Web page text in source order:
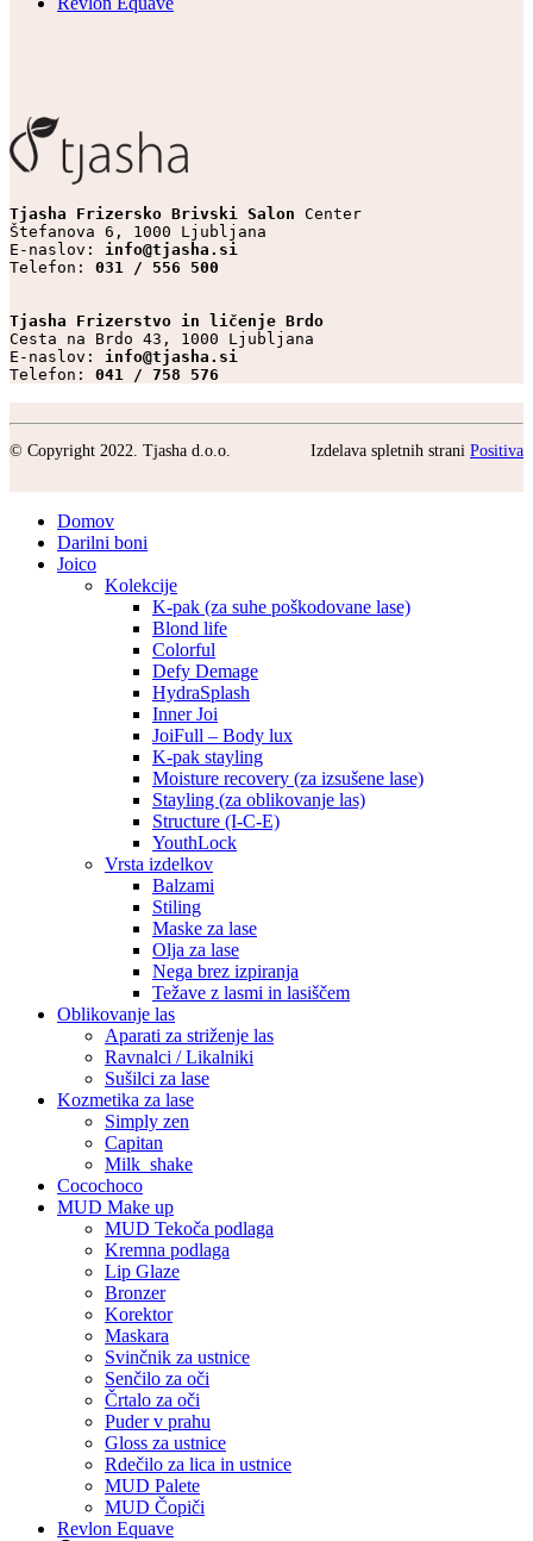
Tjasha Frizersko Brivski Salon Center
Štefanova 6, 1000 Ljubljana
E-naslov: info@tjasha.si
Telefon: 031 / 556 500
Tjasha Frizerstvo in ličenje Brdo
Cesta na Brdo 43, 1000 Ljubljana
E-naslov: info@tjasha.si
Telefon: 041 / 758 576
© Copyright 2022. Tjasha d.o.o. Izdelava spletnih strani Positiva
Domov
Darilni boni
Joico
Kolekcije
K-pak (za suhe poškodovane lase)
Blond life
Colorful
Defy Demage
HydraSplash
Inner Joi
JoiFull – Body lux
K-pak stayling
Moisture recovery (za izsušene lase)
Stayling (za oblikovanje las)
Structure (I-C-E)
YouthLock
Vrsta izdelkov
Balzami
Stiling
Maske za lase
Olja za lase
Nega brez izpiranja
Težave z lasmi in lasiščem
Oblikovanje las
Aparati za striženje las
Ravnalci / Likalniki
Sušilci za lase
Kozmetika za lase
Simply zen
Capitan
Milk_shake
Cocochoco
MUD Make up
MUD Tekoča podlaga
Kremna podlaga
Lip Glaze
Bronzer
Korektor
Maskara
Svinčnik za ustnice
Senčilo za oči
Črtalo za oči
Puder v prahu
Gloss za ustnice
Rdečilo za lica in ustnice
MUD Palete
MUD Čopiči
Revlon Equave